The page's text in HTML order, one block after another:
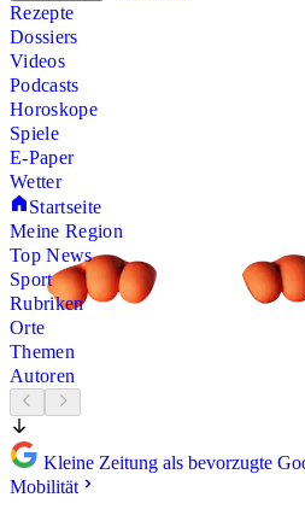
Rezepte
Dossiers
Videos
Podcasts
Horoskope
Spiele
E-Paper
Wetter
Startseite
Meine Region
Top News
Sport
Rubriken
Orte
Themen
Autoren
Kleine Zeitung als bevorzugte
Mobilität